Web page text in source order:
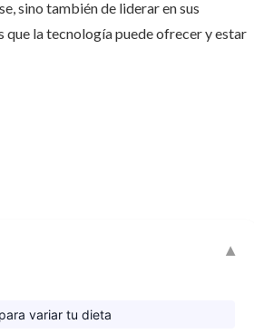
sino también de liderar en sus
la tecnología puede ofrecer y estar
variar tu dieta